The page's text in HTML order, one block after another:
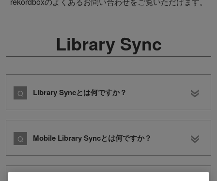
Library Sync
Library Syncとは何ですか？
Mobile Library Syncとは何ですか？